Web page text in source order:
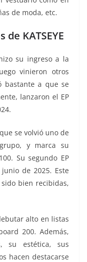
de moda, etc.
KATSEYE
su ingreso a la
vinieron otros
bastante a que se
lanzaron el EP
se volvió uno de
y marca su
Su segundo EP
de 2025. Este
bien recibidas,
alto en listas
200. Además,
su estética, sus
hacen destacarse